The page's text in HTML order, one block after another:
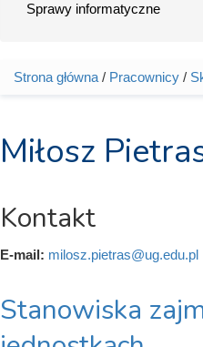
Sprawy informatyczne
Jesteś tutaj
Strona główna / Pracownicy /
Miłosz
Kontakt
E-mail: milosz.pietras@ug.edu.pl
Stanowiska